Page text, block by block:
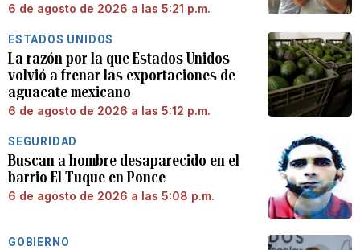
6 de agosto de 2026 a las 5:21 p.m.
ESTADOS UNIDOS
La razón por la que Estados Unidos
volvió a frenar las exportaciones de
aguacate mexicano
6 de agosto de 2026 a las 5:12 p.m.
SEGURIDAD
Buscan a hombre desaparecido en el
barrio El Tuque en Ponce
6 de agosto de 2026 a las 5:08 p.m.
GOBIERNO